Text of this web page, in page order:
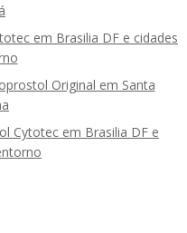
em Brasilia DF e cidades
Original em Santa
Cytotec em Brasilia DF e